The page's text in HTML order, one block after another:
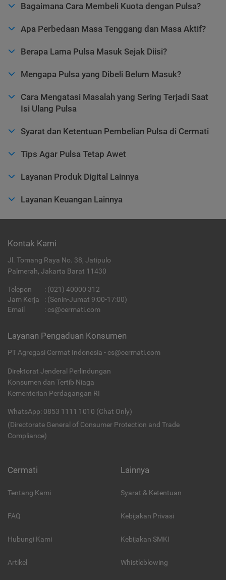
Bagaimana Cara Membeli Kuota dengan Pulsa?
Apa Perbedaan Masa Tenggang dan Masa Aktif?
Berapa Lama Pulsa Masuk Sejak Diisi?
Mengapa Pulsa yang Dibeli Belum Masuk?
Cara Mengatasi Masalah yang Sering Terjadi Saat
Isi Ulang Pulsa
Syarat dan Ketentuan Pembelian Pulsa di Cermati
Tips Agar Pulsa Tetap Awet
Layanan Produk Digital Lainnya
Layanan Keuangan Lainnya
Kontak Kami
Jl. Tomang Raya No. 38, Jatipulo
Palmerah, Jakarta Barat 11430
Telepon : (021) 40000 312
Jam Kerja
: (Senin-Jumat 9:00-17:00)
Email
: cs@cermati.com
Layanan Pengaduan Konsumen
PT Agregasi Cermat Indonesia - cs@cermati.com
Direktorat Jenderal Perlindungan
Konsumen dan Tertib Niaga
Kementerian Perdagangan RI
WhatsApp: 0853 1111 1010 (Chat Only)
(Directorate General of Consumer Protection and Trade
Compliance)
Cermati
Tentang Kami
FAQ
Hubungi Kami
Artikel
Lainnya
Syarat & Ketentuan
Kebijakan Privasi
Kebijakan SMKI
Whistleblowing